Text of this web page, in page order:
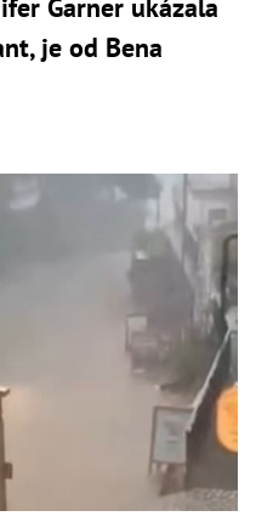
Garner ukázala
je od Bena